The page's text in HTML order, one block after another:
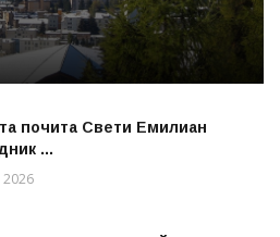
почита Свeти Емилиан
...
2026